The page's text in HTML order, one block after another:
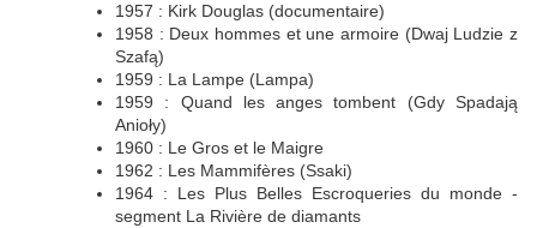
1957 : Kirk Douglas (documentaire)
1958 : Deux hommes et une armoire (Dwaj Ludzie z
Szafą)
1959 : La Lampe (Lampa)
1959 : Quand les anges tombent (Gdy Spadają
Anioły)
1960 : Le Gros et le Maigre
1962 : Les Mammifères (Ssaki)
1964 : Les Plus Belles Escroqueries du monde -
segment La Rivière de diamants